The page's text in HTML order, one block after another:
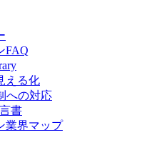
FAQ
える化
への対応
書
業界マップ